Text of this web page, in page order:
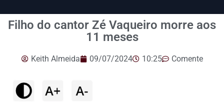
Filho do cantor Zé Vaqueiro morre aos
11 meses
Keith Almeida 09/07/2024 10:25 Comente